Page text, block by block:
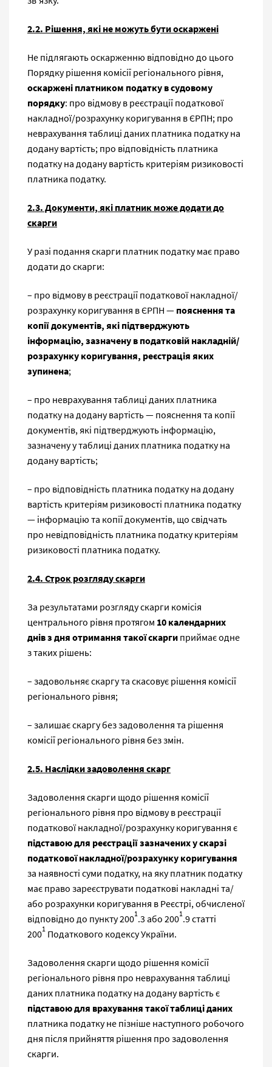
2.2. Рішення, які не можуть бути оскаржені
Не підлягають оскарженню відповідно до цього
Порядку рішення комісії регіонального рівня,
оскаржені платником податку в судовому
порядку: про відмову в реєстрації податкової
накладної/розрахунку коригування в ЄРПН; про
неврахування таблиці даних платника податку на
додану вартість; про відповідність платника
податку на додану вартість критеріям ризиковості
платника податку.
2.3. Документи, які платник може додати до
скарги
У разі подання скарги платник податку має право
додати до скарги:
– про відмову в реєстрації податкової накладної/
розрахунку коригування в ЄРПН — пояснення та
копії документів, які підтверджують
інформацію, зазначену в податковій накладній/
розрахунку коригування, реєстрація яких
зупинена;
– про неврахування таблиці даних платника
податку на додану вартість — пояснення та копії
документів, які підтверджують інформацію,
зазначену у таблиці даних платника податку на
додану вартість;
– про відповідність платника податку на додану
вартість критеріям ризиковості платника податку
— інформацію та копії документів, що свідчать
про невідповідність платника податку критеріям
ризиковості платника податку.
2.4. Строк розгляду скарги
За результатами розгляду скарги комісія
центрального рівня протягом 10 календарних
днів з дня отримання такої скарги приймає одне
з таких рішень:
– задовольняє скаргу та скасовує рішення комісії
регіонального рівня;
– залишає скаргу без задоволення та рішення
комісії регіонального рівня без змін.
2.5. Наслідки задоволення скарг
Задоволення скарги щодо рішення комісії
регіонального рівня про відмову в реєстрації
податкової накладної/розрахунку коригування є
підставою для реєстрації зазначених у скарзі
податкової накладної/розрахунку коригування
за наявності суми податку, на яку платник податку
має право зареєструвати податкові накладні та/
або розрахунки коригування в Реєстрі, обчисленої
відповідно до пункту 2001.3 або 2001.9 статті
2001 Податкового кодексу України.
Задоволення скарги щодо рішення комісії
регіонального рівня про неврахування таблиці
даних платника податку на додану вартість є
підставою для врахування такої таблиці даних
платника податку не пізніше наступного робочого
дня після прийняття рішення про задоволення
скарги.